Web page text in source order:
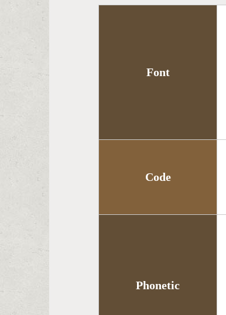
Font
Code
Phonetic